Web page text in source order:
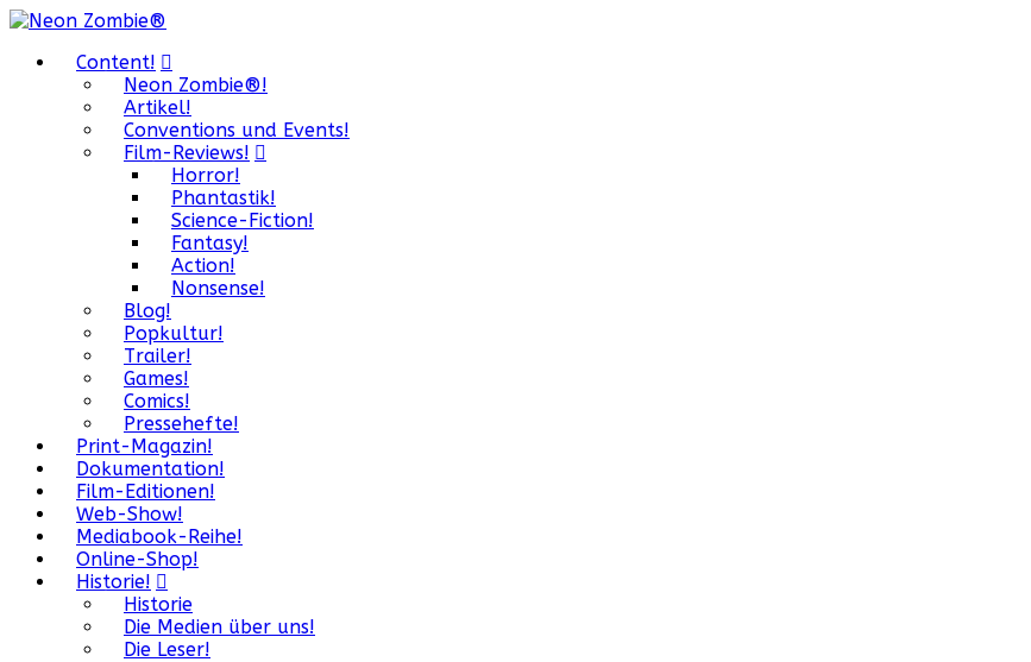
Content!
Neon Zombie®!
Artikel!
Conventions und Events!
Film-Reviews!
Horror!
Phantastik!
Science-Fiction!
Fantasy!
Action!
Nonsense!
Blog!
Popkultur!
Trailer!
Games!
Comics!
Pressehefte!
Print-Magazin!
Dokumentation!
Film-Editionen!
Web-Show!
Mediabook-Reihe!
Online-Shop!
Historie!
Historie
Die Medien über uns!
Die Leser!